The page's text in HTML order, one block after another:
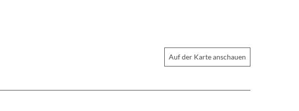
Auf der Karte anschauen